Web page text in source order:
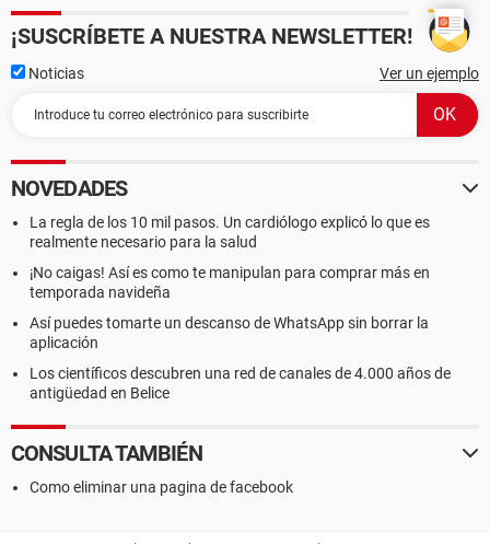
¡SUSCRÍBETE A NUESTRA NEWSLETTER!
Noticias Ver un ejemplo
NOVEDADES
La regla de los 10 mil pasos. Un cardiólogo explicó lo que es
realmente necesario para la salud
¡No caigas! Así es como te manipulan para comprar más en
temporada navideña
Así puedes tomarte un descanso de WhatsApp sin borrar la
aplicación
Los científicos descubren una red de canales de 4.000 años de
antigüedad en Belice
CONSULTA TAMBIÉN
Como eliminar una pagina de facebook